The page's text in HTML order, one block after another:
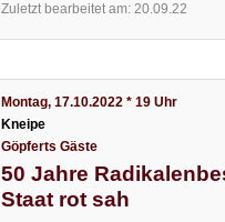
Zuletzt bearbeitet am: 20.09.22
Montag, 17.10.2022 * 19 Uhr
Kneipe
Göpferts Gäste
50 Jahre
Staat rot sah